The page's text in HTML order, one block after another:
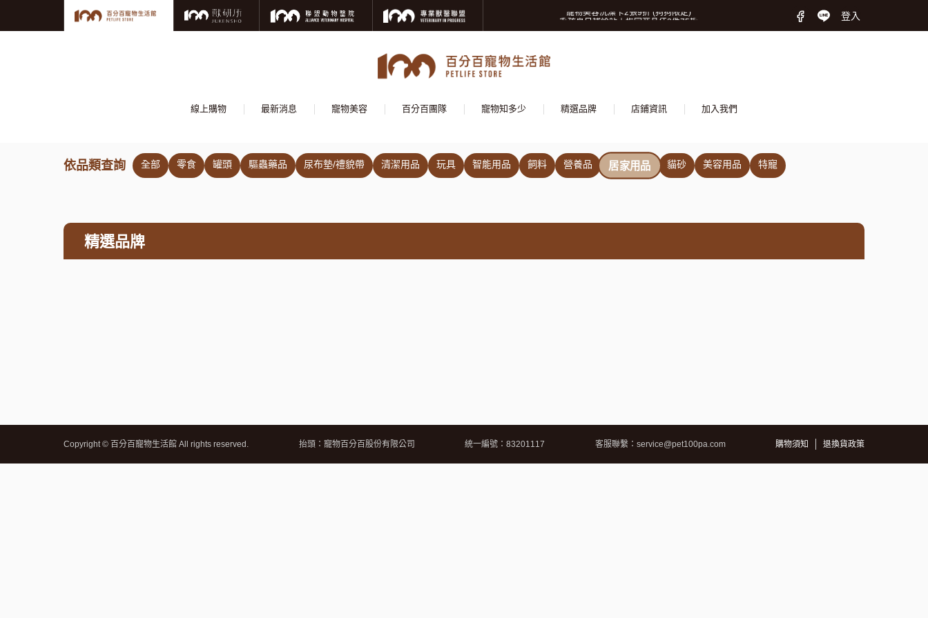
毛孩夏日補給站∣指定商品任2件75折
登入
線上購物 最新消息 寵物美容 百分百團隊 寵物知多少 精選品牌 店鋪資訊 加入我們
依品類查詢 全部 零食 罐頭 驅蟲藥品 尿布墊/禮貌帶 清潔用品 玩具 智能用品 飼料 營養品 居家用品 貓砂 美容用品 特寵
精選品牌
Copyright © 百分百寵物生活館 All rights reserved. 抬頭：寵物百分百股份有限公司 統一編號：83201117 客服聯繫：service@pet100pa.com 購物須知 退換貨政策